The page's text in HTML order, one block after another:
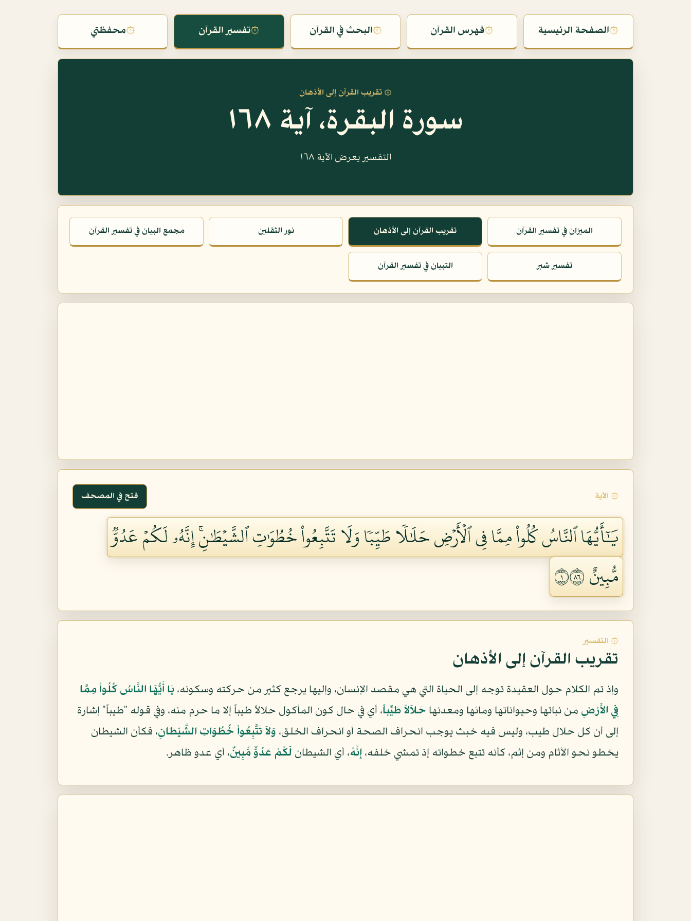
۞الصفحة الرئيسية ۞فهرس القرآن ۞البحث في القرآن ۞تفسير القرآن ۞محفظتي
۞ تقريب القرآن إلى الأذهان
سورة البقرة، آية ١٦٨
التفسير يعرض الآية ١٦٨
الميزان في تفسير القرآن تقريب القرآن إلى الأذهان نور الثقلين مجمع البيان في تفسير القرآن
تفسير شبر التبيان في تفسير القرآن
۞ الآية فتح في المصحف
يَٰٓأَيُّهَا ٱلنَّاسُ كُلُواْ مِمَّا فِي ٱلۡأَرۡضِ حَلَٰلٗا طَيِّبٗا وَلَا تَتَّبِعُواْ خُطُوَٰتِ ٱلشَّيۡطَٰنِۚ إِنَّهُۥ لَكُمۡ عَدُوّٞ
مُّبِينٌ ١٦٨
۞ التفسير
تقريب القرآن إلى الأذهان
وإذ تم الكلام حول العقيدة توجه إلى الحياة التي هي مقصد الإنسان، وإليها يرجع كثير من حركته وسكونه، يَا أَيُّهَا النَّاسُ كُلُواْ مِمَّا
فِي الأَرْضِ من نباتها وحيواناتها ومائها ومعدنها حَلاَلاً طَيِّباً، أي في حال كون المأكول حلالاً طيباً إلا ما حرم منه، وفي قوله "طيباً" إشارة
إلى أن كل حلال طيب، وليس فيه خبث يوجب انحراف الصحة أو انحراف الخلق، وَلاَ تَتَّبِعُواْ خُطُوَاتِ الشَّيْطَانِ، فكأن الشيطان
يخطو نحو الآثام ومن إثم، كأنه تتبع خطواته إذ تمشي خلفه، إِنَّهُ، أي الشيطان لَكُمْ عَدُوٌّ مُّبِينٌ، أي عدو ظاهر.